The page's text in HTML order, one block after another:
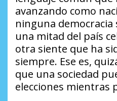
avanzando como
ninguna
una mitad del país
otra siente que ha
siempre. Ese es,
que una sociedad
elecciones mientras